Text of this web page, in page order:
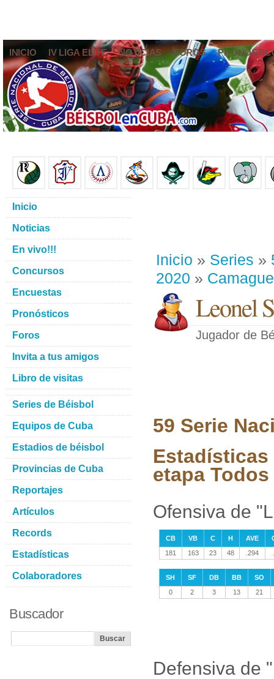
INICIO IV LIGA ELITE NOTICIAS FOROS
Inicio » Series »
2020 »
Leonel
Jugador de
59 Serie
Estadísticas
etapa
Ofensiva de
CB VB C H AVE
181
163 23 48 .294
SH SF DB BB
SO
0
2 3 13 21
Defensiva de
Inicio
Noticias
En vivo!!!
Concursos
Encuestas
Pronósticos
Foros
Invita a tus amigos
Libro de visitas
Series de Béisbol
Equipos de Cuba
Estadios de béisbol
Provincias de Cuba
Reportajes
Artículos
Records
Estadísticas
Colaboradores
Buscador